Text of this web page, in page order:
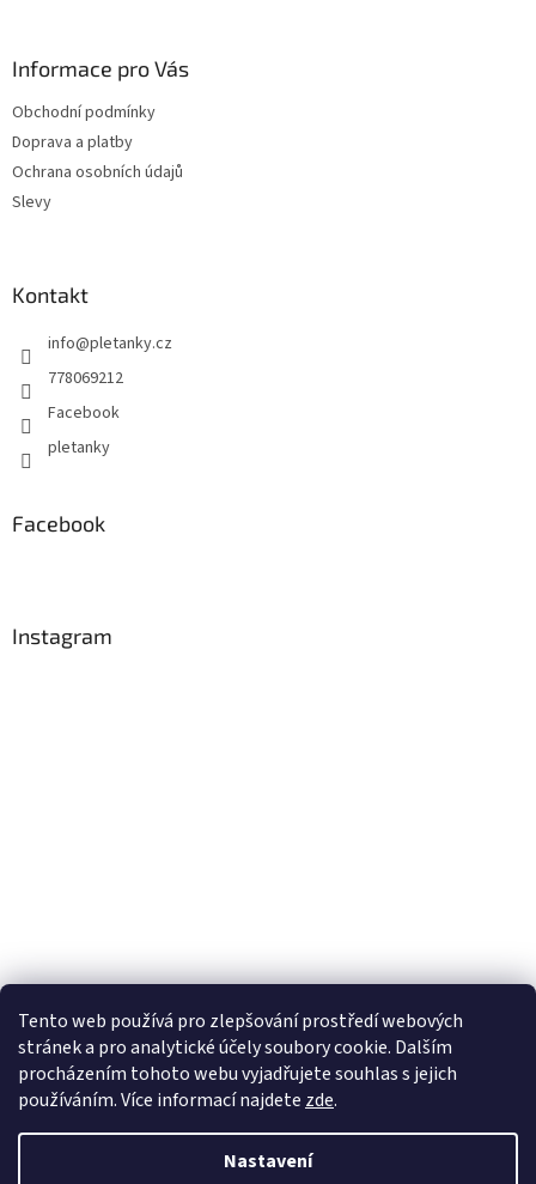
Tento web používá pro zlepšování prostředí webových
stránek a pro analytické účelysoubory cookie. Dalším
procházením tohoto webu vyjadřujete souhlas s jejich
používáním. Více informacínajdete zde.
Nastavení
Informace pro Vás
Obchodní podmínky
Doprava a platby
Ochrana osobních údajů
Slevy
Kontakt
info@pletanky.cz
778069212
Facebook
pletanky
Facebook
Instagram
Sledovat na Instagramu